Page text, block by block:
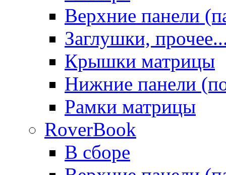
Верхние панели
Заглушки,
Крышки матрицы
Нижние панели
Рамки матрицы
RoverBook
В сборе